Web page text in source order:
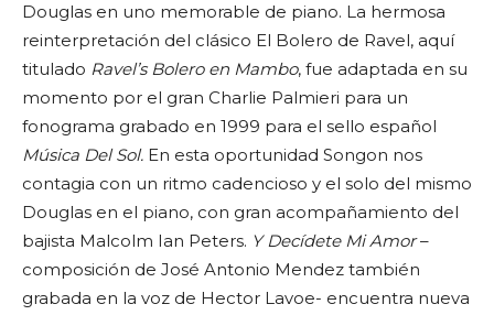
Douglas en uno memorable de piano. La hermosa
reinterpretación del clásico El Bolero de Ravel, aquí
titulado Ravel’s Bolero en Mambo, fue adaptada en su
momento por el gran Charlie Palmieri para un
fonograma grabado en 1999 para el sello español
Música Del Sol. En esta oportunidad Songon nos
contagia con un ritmo cadencioso y el solo del mismo
Douglas en el piano, con gran acompañamiento del
bajista Malcolm Ian Peters. Y Decídete Mi Amor–
composición de José Antonio Mendez también
grabada en la voz de Hector Lavoe- encuentra nueva